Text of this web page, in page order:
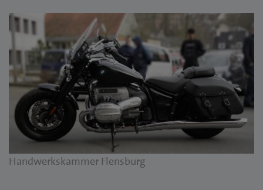
Handwerkskammer Flensburg